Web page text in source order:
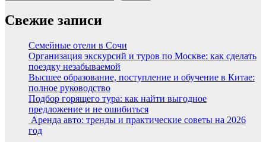
Свежие записи
Семейные отели в Сочи
Организация экскурсий и туров по Москве: как сделать
поездку незабываемой
Высшее образование, поступление и обучение в Китае:
полное руководство
Подбор горящего тура: как найти выгодное
предложение и не ошибиться
Аренда авто: тренды и практические советы на 2026
год